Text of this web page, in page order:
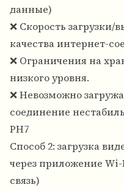
данные)
❌ Скорость загрузки/
качества интернет-
❌ Ограничения на
низкого уровня.
❌ Невозможно
соединение
PH7
Способ 2: загрузка
через приложение
связь)